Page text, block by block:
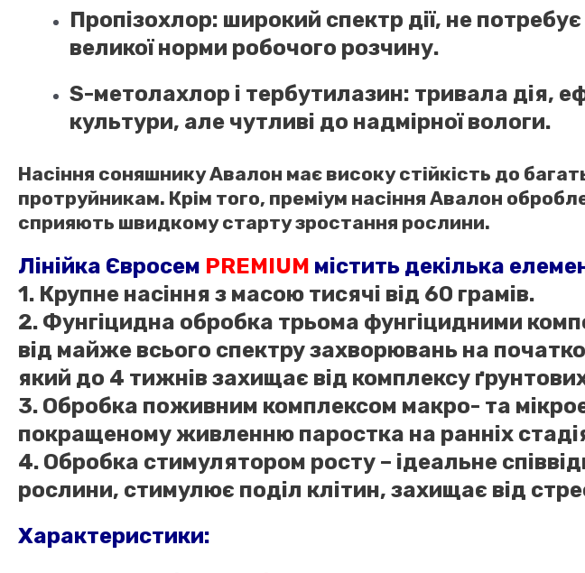
Пропізохлор: широкий спектр дії, не
великої норми робочого розчину.
S-метолахлор і тербутилазин: тривала дія,
культури, але чутливі до надмірної вологи.
Насіння соняшнику Авалон має високу стійкість до
протруйникам. Крім того, преміум насіння Авалон
сприяють швидкому старту зростання рослини.
Лінійка Євросем PREMIUM містить декілька
1. Крупне насіння з масою тисячі від 60 грамів.
2. Фунгіцидна обробка трьома фунгіцидними
від майже всього спектру захворювань на
який до 4 тижнів захищає від комплексу
3. Обробка поживним комплексом макро- та
покращеному живленню паростка на ранніх
4. Обробка стимулятором росту – ідеальне
рослини, стимулює поділ клітин, захищає від
Характеристики: